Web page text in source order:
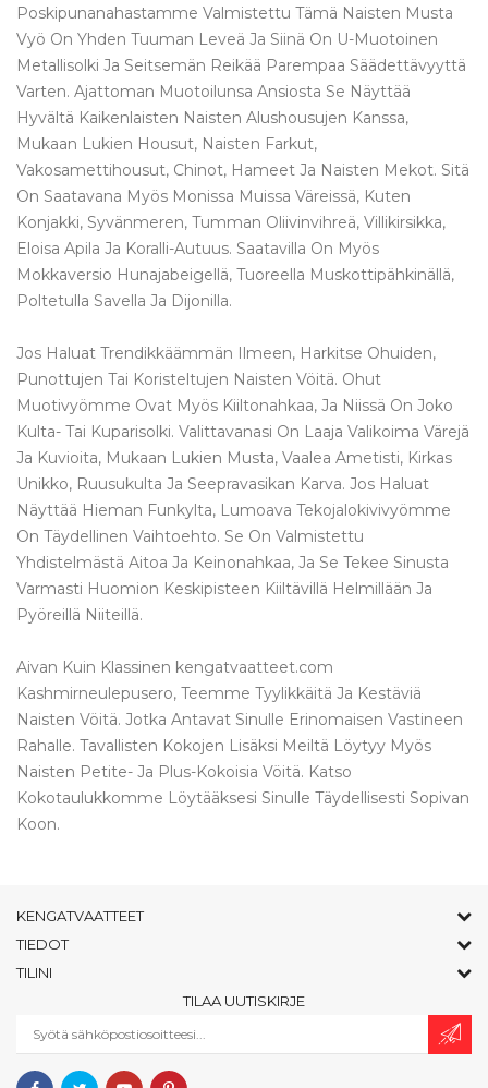
Poskipunanahastamme Valmistettu Tämä Naisten Musta
Vyö On Yhden Tuuman Leveä Ja Siinä On U-Muotoinen
Metallisolki Ja Seitsemän Reikää Parempaa Säädettävyyttä
Varten. Ajattoman Muotoilunsa Ansiosta Se Näyttää
Hyvältä Kaikenlaisten Naisten Alushousujen Kanssa,
Mukaan Lukien Housut, Naisten Farkut,
Vakosamettihousut, Chinot, Hameet Ja Naisten Mekot. Sitä
On Saatavana Myös Monissa Muissa Väreissä, Kuten
Konjakki, Syvänmeren, Tumman Oliivinvihreä, Villikirsikka,
Eloisa Apila Ja Koralli-Autuus. Saatavilla On Myös
Mokkaversio Hunajabeigellä, Tuoreella Muskottipähkinällä,
Poltetulla Savella Ja Dijonilla.
Jos Haluat Trendikkäämmän Ilmeen, Harkitse Ohuiden,
Punottujen Tai Koristeltujen Naisten Vöitä. Ohut
Muotivyömme Ovat Myös Kiiltonahkaa, Ja Niissä On Joko
Kulta- Tai Kuparisolki. Valittavanasi On Laaja Valikoima Värejä
Ja Kuvioita, Mukaan Lukien Musta, Vaalea Ametisti, Kirkas
Unikko, Ruusukulta Ja Seepravasikan Karva. Jos Haluat
Näyttää Hieman Funkylta, Lumoava Tekojalokivivyömme
On Täydellinen Vaihtoehto. Se On Valmistettu
Yhdistelmästä Aitoa Ja Keinonahkaa, Ja Se Tekee Sinusta
Varmasti Huomion Keskipisteen Kiiltävillä Helmillään Ja
Pyöreillä Niiteillä.
Aivan Kuin Klassinen kengatvaatteet.com
Kashmirneulepusero, Teemme Tyylikkäitä Ja Kestäviä
Naisten Vöitä. Jotka Antavat Sinulle Erinomaisen Vastineen
Rahalle. Tavallisten Kokojen Lisäksi Meiltä Löytyy Myös
Naisten Petite- Ja Plus-Kokoisia Vöitä. Katso
Kokotaulukkomme Löytääksesi Sinulle Täydellisesti Sopivan
Koon.
KENGATVAATTEET
TIEDOT
TILINI
TILAA UUTISKIRJE